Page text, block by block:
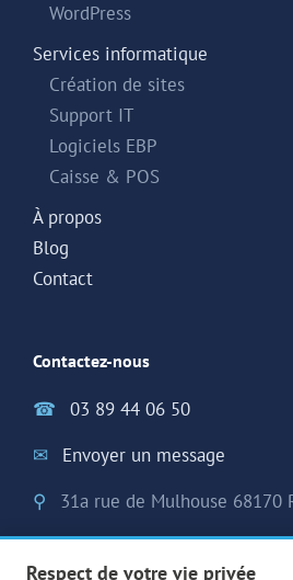
WordPress
Services informatique
Création de sites
Support IT
Logiciels EBP
Caisse & POS
À propos
Blog
Contact
Contactez-nous
☎
03 89 44 06 50
✉
Envoyer un message
⚲
31a rue de Mulhouse 68170
Respect de votre vie privée